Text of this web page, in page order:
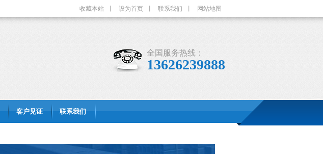
收藏本站 设为首页 联系我们 网站地图
全国服务热线：
13626239888
客户见证 联系我们